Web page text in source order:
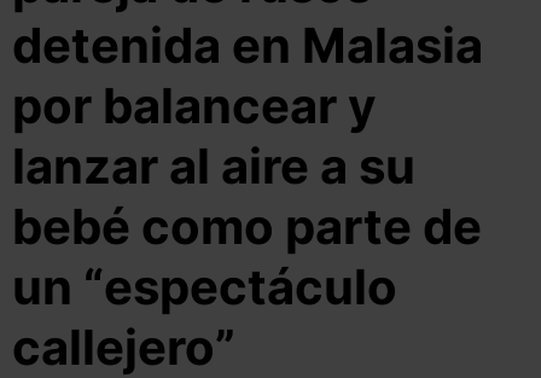
detenida en Malasia
por balancear y
lanzar al aire a su
bebé como parte de
un “espectáculo
callejero”